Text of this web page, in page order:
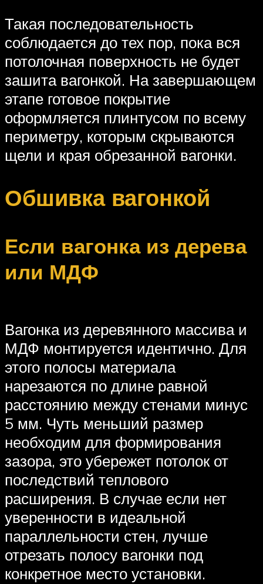
Такая последовательность
соблюдается до тех пор, пока вся
потолочная поверхность не будет
зашита вагонкой. На завершающем
этапе готовое покрытие
оформляется плинтусом по всему
периметру, которым скрываются
щели и края обрезанной вагонки.
Обшивка вагонкой
Если вагонка из дерева
или МДФ
Вагонка из деревянного массива и
МДФ монтируется идентично. Для
этого полосы материала
нарезаются по длине равной
расстоянию между стенами минус
5 мм. Чуть меньший размер
необходим для формирования
зазора, это убережет потолок от
последствий теплового
расширения. В случае если нет
уверенности в идеальной
параллельности стен, лучше
отрезать полосу вагонки под
конкретное место установки.